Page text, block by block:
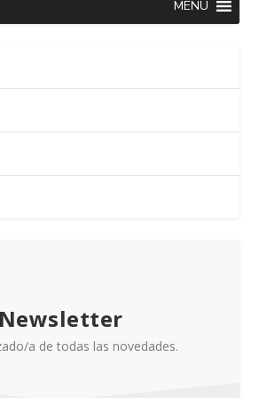
MENU
Newsletter
a de todas las novedades.